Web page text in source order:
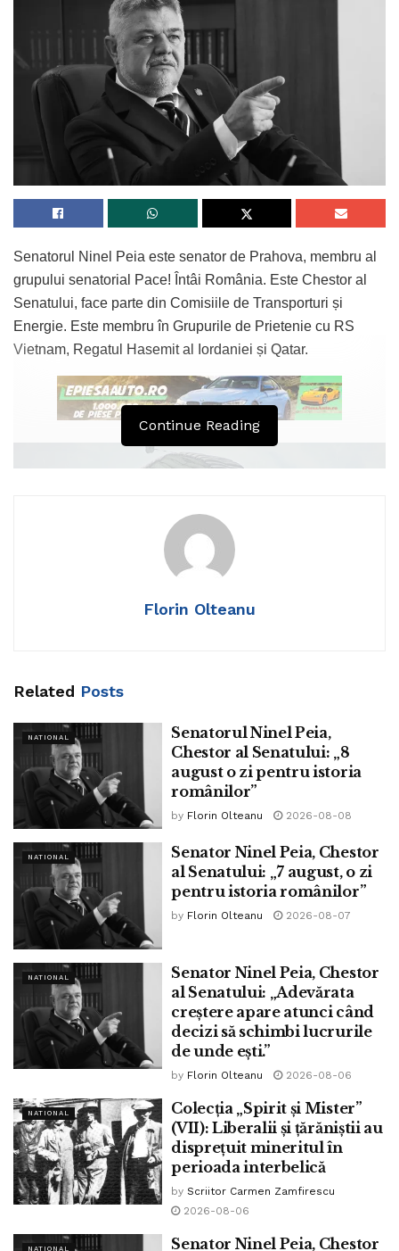
Senatorul Ninel Peia este senator de Prahova, membru al
grupului senatorial Pace! Întâi România. Este Chestor al
Senatului, face parte din Comisiile de Transporturi și
Energie. Este membru în Grupurile de Prietenie cu RS
Vietnam, Regatul Hasemit al Iordaniei și Qatar.
Senatorul Ninel Peia a comentat exclusiv la Realitatea
Plus:
„Este foarte simplu. Eu, dacă aș fi fost președintele
României, aș fi făcut la fel. În acest moment s-a constituit
un bloc format din PSD, PNL, UDMR și minoritățile
naționale.
Acest bloc politic are fix 251 de voturi în
Parlament. Repet, ca să o audă foarte bine
toți cei din Parlament. 251 de mandate. Este
o majoritate matematică zdrobitoare, care
securizează celor de la putere orice vot de
investitură.
Și, în același timp, are o semnificație majoră
pentru viitorul României. USR va fi scos
definitiv și iremediabil din toate cărțile
puterii.
Cred că s-a terminat cu agenda
Continue Reading
Florin Olteanu
Related Posts
NATIONAL
Senatorul Ninel Peia,
Chestor al Senatului: „8
august o zi pentru istoria
românilor”
by Florin Olteanu 2026-08-08
NATIONAL
Senator Ninel Peia, Chestor
al Senatului: „7 august, o zi
pentru istoria românilor”
by Florin Olteanu 2026-08-07
NATIONAL
Senator Ninel Peia, Chestor
al Senatului: „Adevărata
creștere apare atunci când
decizi să schimbi lucrurile
de unde ești.”
by Florin Olteanu 2026-08-06
NATIONAL
Colecția „Spirit și Mister”
(VII): Liberalii și țărăniștii au
disprețuit mineritul în
perioada interbelică
by Scriitor Carmen Zamfirescu
2026-08-06
NATIONAL
Senator Ninel Peia, Chestor